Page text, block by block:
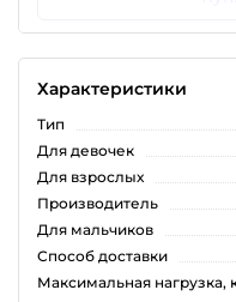
Характеристики
Тип
Для девочек
Для взрослых
Производитель
Для мальчиков
Способ доставки
Максимальная нагрузка,